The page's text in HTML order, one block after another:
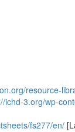
resource-
ichd-3.org/wp-
fs277/en/